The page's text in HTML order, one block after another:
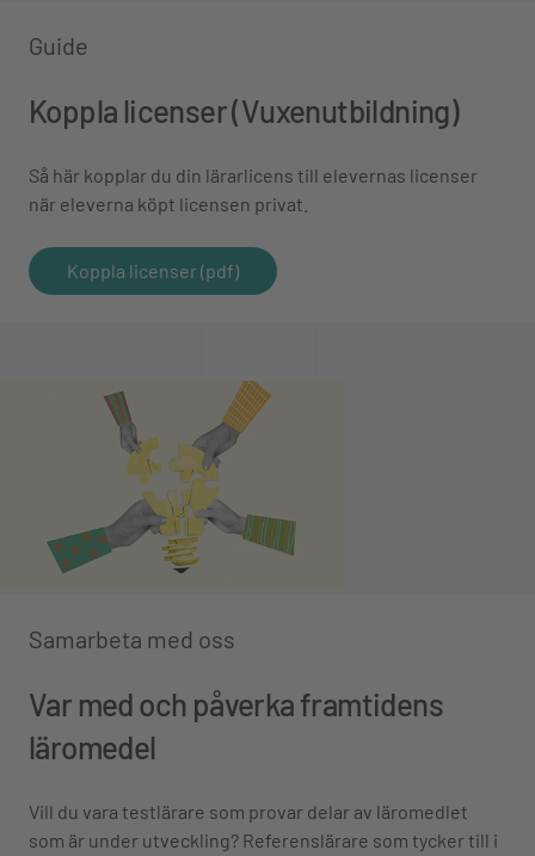
Guide
Koppla licenser (Vuxenutbildning)
Så här kopplar du din lärarlicens till elevernas licenser
när eleverna köpt licensen privat.
Koppla licenser (pdf)
Samarbeta med oss
Var med och påverka framtidens
läromedel
Vill du vara testlärare som provar delar av läromedlet
som är under utveckling? Referenslärare som tycker till i